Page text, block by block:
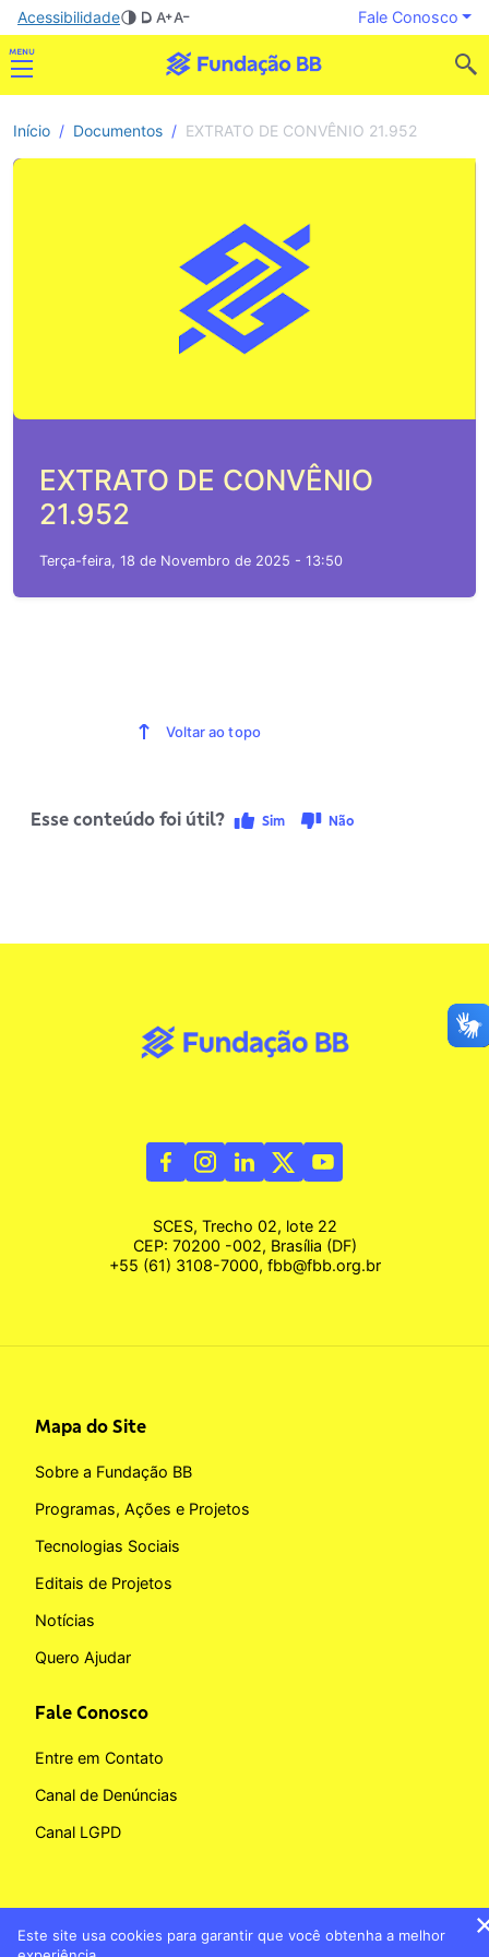
Acessibilidade Fale Conosco
Início Documentos EXTRATO DE CONVÊNIO 21.952
EXTRATO DE CONVÊNIO
21.952
Terça-feira, 18 de Novembro de 2025 - 13:50
Voltar ao topo
Esse conteúdo foi útil? Sim Não
SCES, Trecho 02, lote 22
CEP: 70200 -002, Brasília (DF)
+55 (61) 3108-7000, fbb@fbb.org.br
Mapa do Site
Sobre a Fundação BB
Programas, Ações e Projetos
Tecnologias Sociais
Editais de Projetos
Notícias
Quero Ajudar
Fale Conosco
Entre em Contato
Canal de Denúncias
Canal LGPD
Este site usa cookies para garantir que você obtenha a melhor